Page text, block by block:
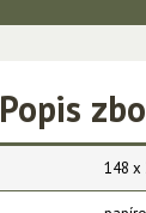
Popis
148 x